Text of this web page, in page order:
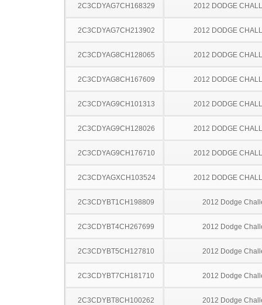
2C3CDYAG7CH168329 2012 DODGE
2C3CDYAG7CH213902 2012 DODGE
2C3CDYAG8CH128065 2012 DODGE
2C3CDYAG8CH167609 2012 DODGE
2C3CDYAG9CH101313 2012 DODGE
2C3CDYAG9CH128026 2012 DODGE
2C3CDYAG9CH176710 2012 DODGE
2C3CDYAGXCH103524 2012 DODGE
2C3CDYBT1CH198809 2012 Dodge
2C3CDYBT4CH267699 2012 Dodge
2C3CDYBT5CH127810 2012 Dodge
2C3CDYBT7CH181710 2012 Dodge
2C3CDYBT8CH100262 2012 Dodge